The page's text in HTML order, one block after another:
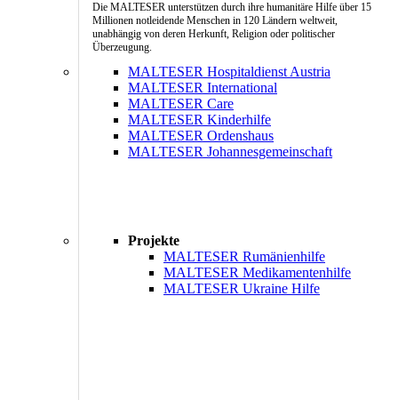
Die MALTESER unterstützen durch ihre humanitäre Hilfe über 15
Millionen notleidende Menschen in 120 Ländern weltweit,
unabhängig von deren Herkunft, Religion oder politischer
Überzeugung.
MALTESER Hospitaldienst Austria
MALTESER International
MALTESER Care
MALTESER Kinderhilfe
MALTESER Ordenshaus
MALTESER Johannesgemeinschaft
Projekte
MALTESER Rumänienhilfe
MALTESER Medikamentenhilfe
MALTESER Ukraine Hilfe